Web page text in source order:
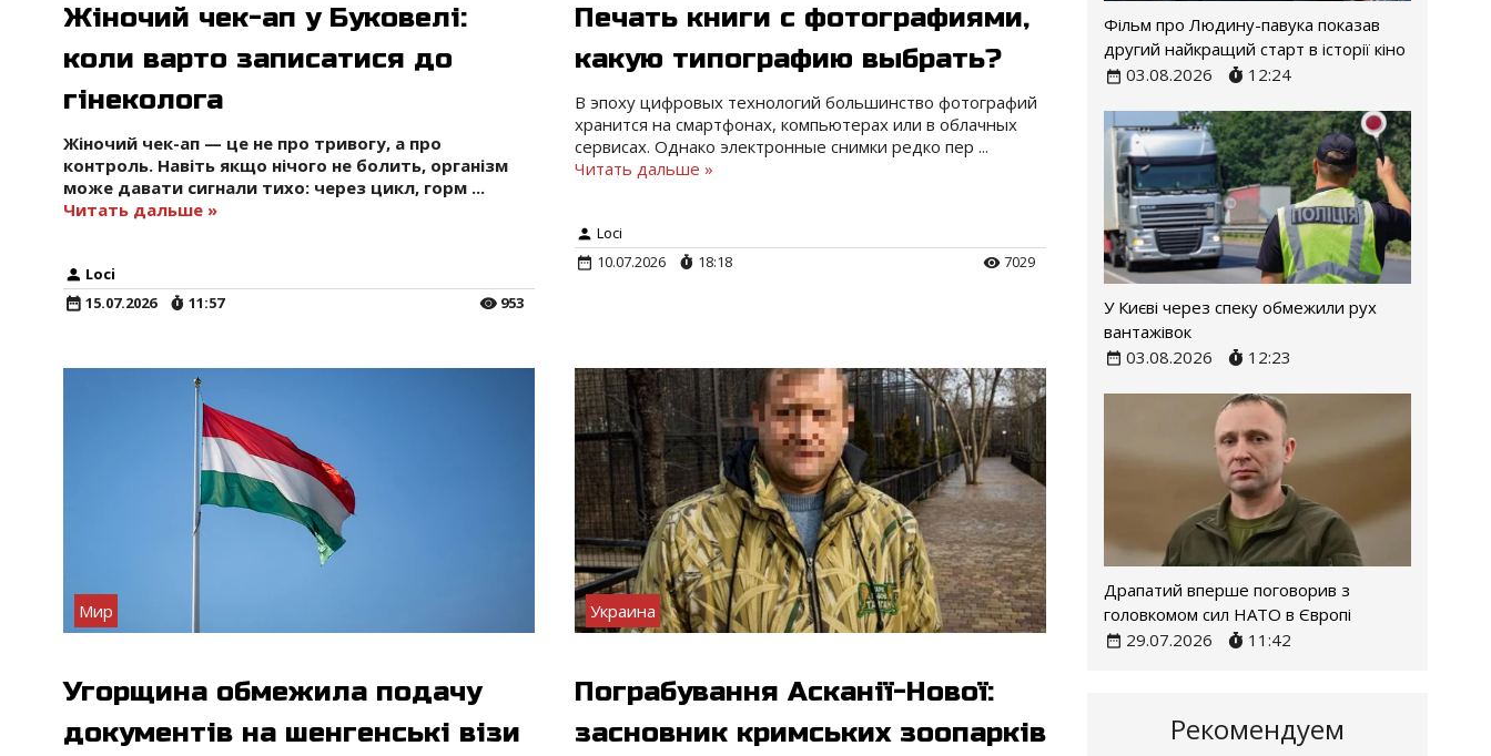
Жіночий чек-ап у Буковелі:
коли варто записатися до
гінеколога
Жіночий чек-ап — це не про тривогу, а про
контроль. Навіть якщо нічого не болить, організм
може давати сигнали тихо: через цикл, горм ...
Читать дальше »
Loci
15.07.2026
11:57 953
Печать книги с фотографиями,
какую типографию выбрать?
В эпоху цифровых технологий большинство фотографий
хранится на смартфонах, компьютерах или в облачных
сервисах. Однако электронные снимки редко пер ...
Читать дальше »
Loci
10.07.2026
18:18 7029
Мир
Угорщина обмежила подачу
документів на шенгенські візи
Украина
Пограбування Асканії-Нової:
засновник кримських зоопарків
Фільм про Людину-павука показав
другий найкращий старт в історії кіно
03.08.2026
12:24
У Києві через спеку обмежили рух
вантажівок
03.08.2026
12:23
Драпатий вперше поговорив з
головкомом сил НАТО в Європі
29.07.2026
11:42
Рекомендуем